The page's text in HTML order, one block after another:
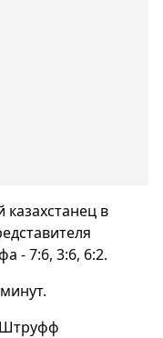
казахстанец в
- 7:6, 3:6, 6:2.
Штруфф